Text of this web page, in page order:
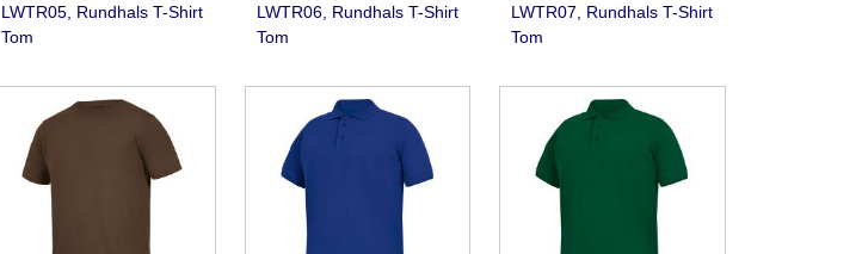
LWTR05, Rundhals T-Shirt
Tom
LWTR06, Rundhals T-Shirt
Tom
LWTR07, Rundhals T-Shirt
Tom